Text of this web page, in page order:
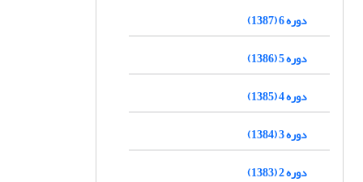
دوره 6 (1387)
دوره 5 (1386)
دوره 4 (1385)
دوره 3 (1384)
دوره 2 (1383)